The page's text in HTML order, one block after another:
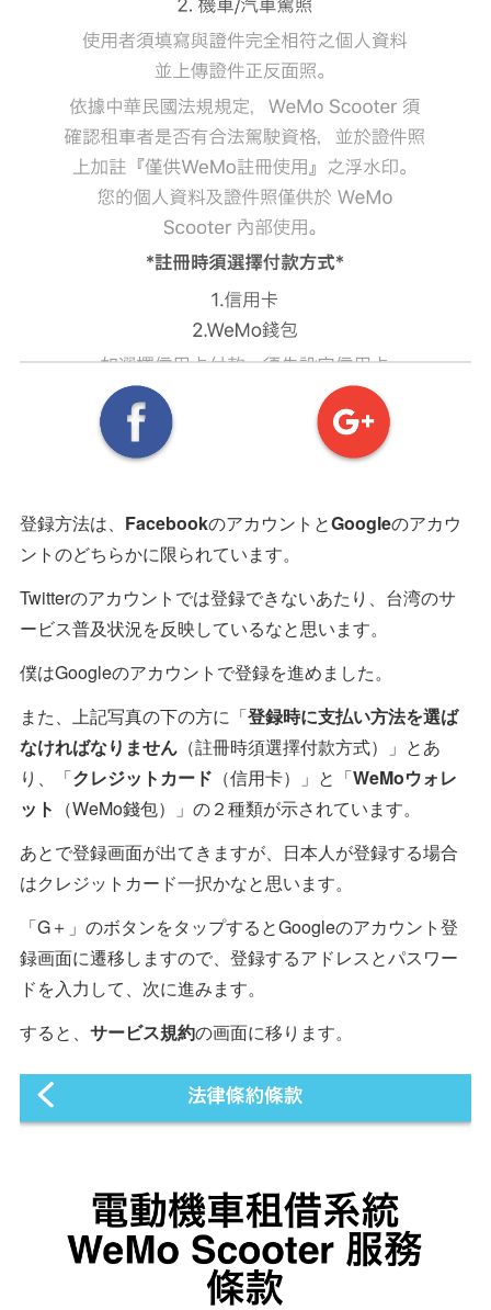
登録方法は、 FacebookのアカウントとGoogleのアカウ
ントのどちらかに限られています。
Twitterのアカウントでは登録できないあたり、台湾のサ
ービス普及状況を反映しているなと思います。
僕はGoogleのアカウントで登録を進めました。
また、上記写真の下の方に「登録時に支払い方法を選ば
なければなりません （註冊時須選擇付款方式）」とあ
り、「クレジットカード （信用卡）」と「WeMoウォレ
ット （WeMo錢包）」の２種類が示されています。
あとで登録画面が出てきますが、日本人が登録する場合
はクレジットカード一択かなと思います。
「G＋」のボタンをタップするとGoogleのアカウント登
録画面に遷移しますので、登録するアドレスとパスワー
ドを入力して、次に進みます。
すると、 サービス規約の画面に移ります。